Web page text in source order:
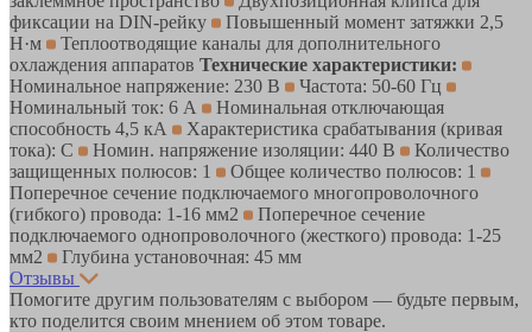
фиксации на DIN-рейку
Повышенный момент затяжки 2,5
Н·м
Теплоотводящие каналы для дополнительного
охлаждения аппаратов Технические характеристики:
Номинальное напряжение: 230 В
Частота: 50-60 Гц
Номинальный ток: 6 А
Номинальная отключающая
способность 4,5 кА
Характеристика срабатывания (кривая
тока): C
Номин. напряжение изоляции: 440 В
Количество
защищенных полюсов: 1
Общее количество полюсов: 1
Поперечное сечение подключаемого многопроволочного
(гибкого) провода: 1-16 мм2
Поперечное сечение
подключаемого однопроволочного (жесткого) провода: 1-25
мм2
Глубина установочная: 45 мм
Отзывы
Помогите другим пользователям с выбором — будьте первым,
кто поделится своим мнением об этом товаре.